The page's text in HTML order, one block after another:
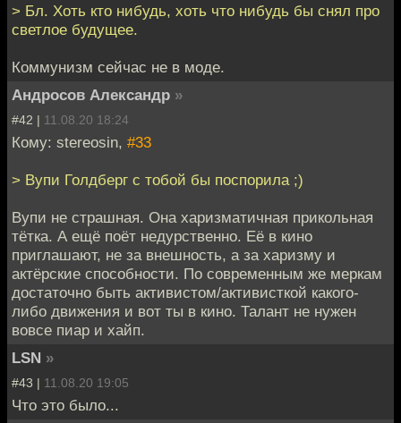
> Бл. Хоть кто нибудь, хоть что нибудь бы снял про
светлое будущее.
Коммунизм сейчас не в моде.
Андросов Александр »
#42 | 11.08.20 18:24
Кому: stereosin, #33
> Вупи Голдберг с тобой бы поспорила ;)
Вупи не страшная. Она харизматичная прикольная
тётка. А ещё поёт недурственно. Её в кино
приглашают, не за внешность, а за харизму и
актёрские способности. По современным же меркам
достаточно быть активистом/активисткой какого-
либо движения и вот ты в кино. Талант не нужен
вовсе пиар и хайп.
LSN »
#43 | 11.08.20 19:05
Что это было...